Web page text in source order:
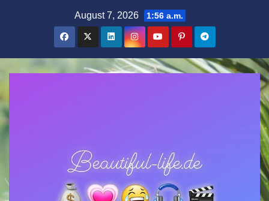
August 7, 2026 1:56 a.m.